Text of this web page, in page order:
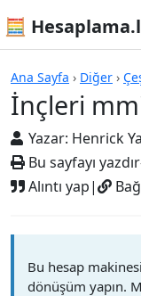
🧮
Ana Sayfa › Diğer ›
İnçleri
Yazar: Henrick
Bu sayfayı yazdır
Alıntı yap|
Hesap
Bu hesap
dönüşüm yapın.